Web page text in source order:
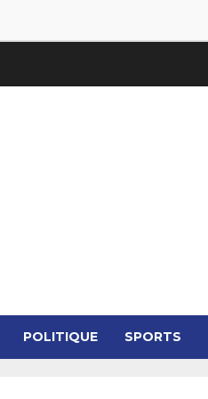
POLITIQUE SPORTS